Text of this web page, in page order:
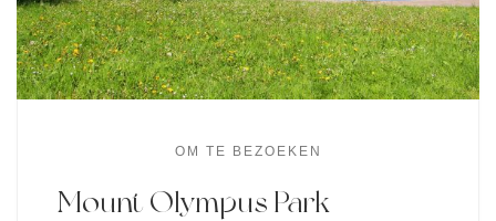
OM TE BEZOEKEN
Mount Olympus Park